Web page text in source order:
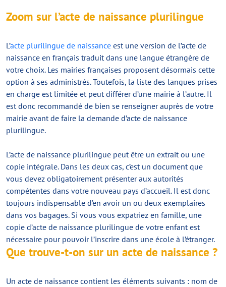
Zoom sur l’acte de naissance plurilingue
L’acte plurilingue de naissance est une version de l’acte de
naissance en français traduit dans une langue étrangère de
votre choix. Les mairies françaises proposent désormais cette
option à ses administrés. Toutefois, la liste des langues prises
en charge est limitée et peut différer d’une mairie à l’autre. Il
est donc recommandé de bien se renseigner auprès de votre
mairie avant de faire la demande d’acte de naissance
plurilingue.
L’acte de naissance plurilingue peut être un extrait ou une
copie intégrale. Dans les deux cas, c’est un document que
vous devez obligatoirement présenter aux autorités
compétentes dans votre nouveau pays d’accueil. Il est donc
toujours indispensable d’en avoir un ou deux exemplaires
dans vos bagages. Si vous vous expatriez en famille, une
copie d’acte de naissance plurilingue de votre enfant est
nécessaire pour pouvoir l’inscrire dans une école à l’étranger.
Que trouve-t-on sur un acte de naissance ?
Un acte de naissance contient les éléments suivants : nom de